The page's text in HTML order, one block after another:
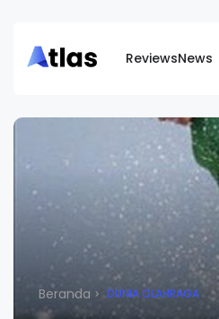
ReviewsNews
Beranda DUNIA OLAHRAGA